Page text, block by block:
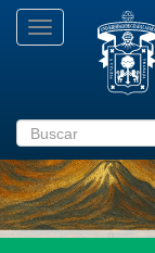
Pasar
Toggle
navigation
Buscar